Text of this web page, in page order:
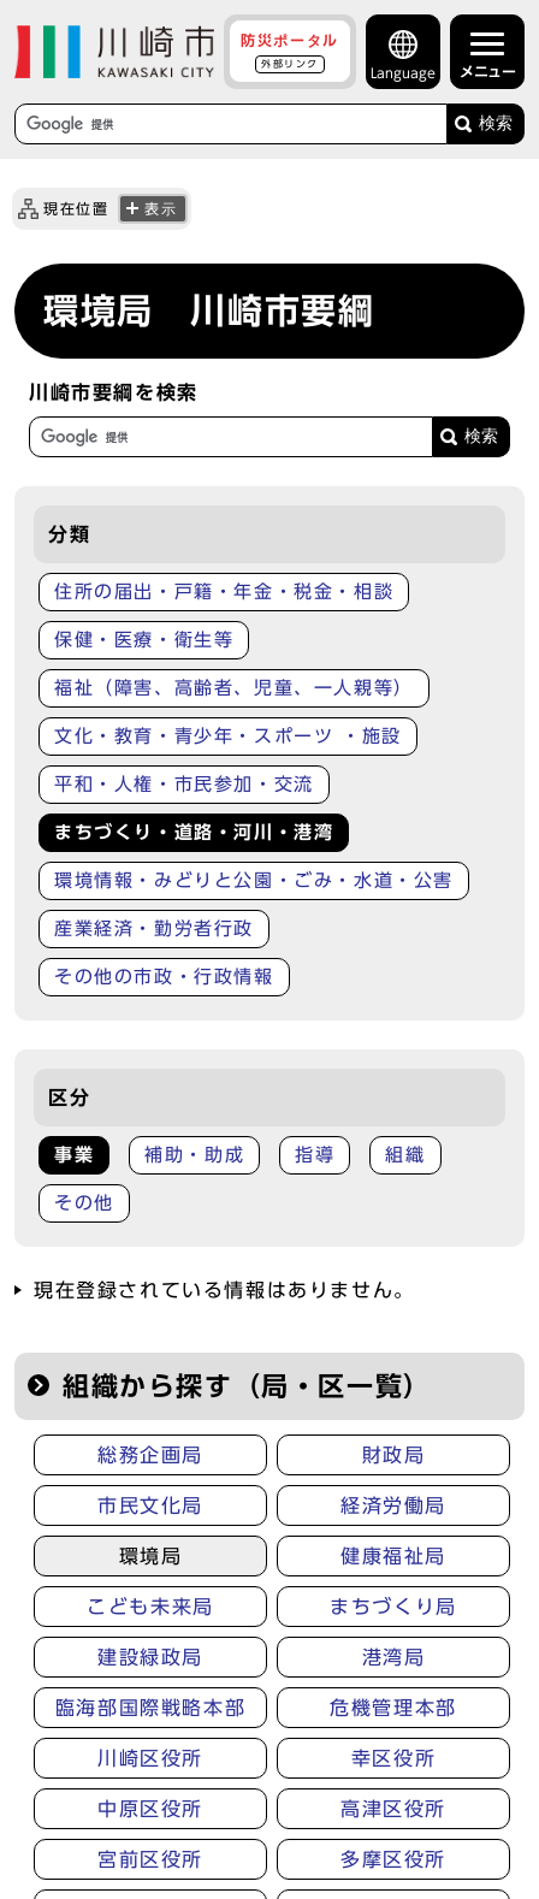
防災ポータル
外部リンク
Language メニュー
検索
現在位置 表示
環境局 川崎市要綱
川崎市要綱を検索
分類
住所の届出・戸籍・年金・税金・相談
保健・医療・衛生等
福祉（障害、高齢者、児童、一人親等）
文化・教育・青少年・スポーツ ・施設
平和・人権・市民参加・交流
まちづくり・道路・河川・港湾
環境情報・みどりと公園・ごみ・水道・公害
産業経済・勤労者行政
その他の市政・行政情報
区分
事業 補助・助成 指導 組織
その他
現在登録されている情報はありません。
組織から探す（局・区一覧）
総務企画局 財政局
市民文化局 経済労働局
環境局 健康福祉局
こども未来局 まちづくり局
建設緑政局 港湾局
臨海部国際戦略本部 危機管理本部
川崎区役所 幸区役所
中原区役所 高津区役所
宮前区役所 多摩区役所